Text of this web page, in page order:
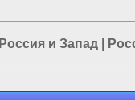
Россия и Запад